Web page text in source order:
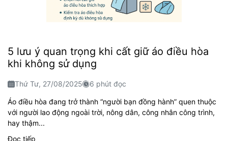
5 lưu ý quan trọng khi cất giữ áo điều hòa
khi không sử dụng
Thứ Tư, 27/08/2025 6 phút đọc
Áo điều hòa đang trở thành “người bạn đồng hành” quen thuộc
với người lao động ngoài trời, nông dân, công nhân công trình,
hay thậm...
Đọc tiếp